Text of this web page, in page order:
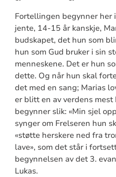
Fortellingen begynner her
jente, 14-15 år kanskje,
budskapet, det hun som
hun som Gud bruker i sin
menneskene. Det er hun
dette. Og når hun skal
det med en sang; Marias
er blitt en av verdens mest
begynner slik: «Min sjel
synger om Frelseren hun
«støtte herskere ned fra
lave», som det står i
begynnelsen av det 3.
Lukas.